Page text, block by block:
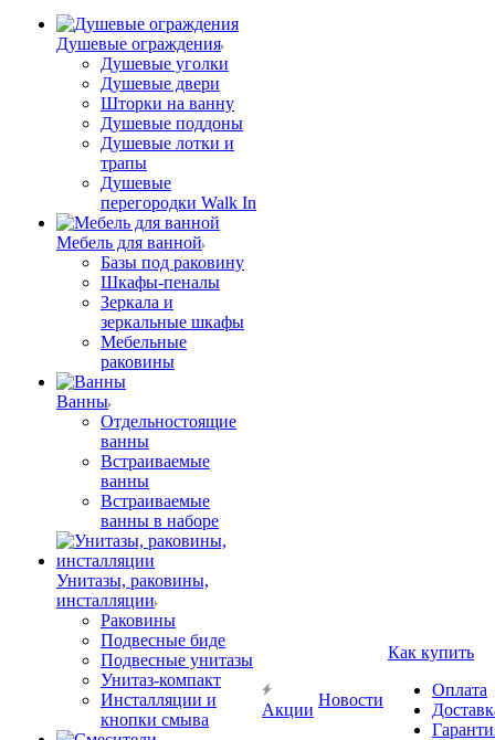
Душевые ограждения
Душевые уголки
Душевые двери
Шторки на ванну
Душевые поддоны
Душевые лотки и
трапы
Душевые
перегородки Walk In
Мебель для ванной
Базы под раковину
Шкафы-пеналы
Зеркала и
зеркальные шкафы
Мебельные
раковины
Ванны
Отдельностоящие
ванны
Встраиваемые
ванны
Встраиваемые
ванны в наборе
Унитазы, раковины,
инсталляции
Раковины
Подвесные биде
Подвесные унитазы
Унитаз-компакт
Инсталляции и
кнопки смыва
Акции
Новости
Как купить
Оплата